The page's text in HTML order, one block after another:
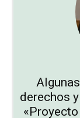
derechos